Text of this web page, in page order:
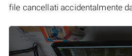
file cancellati accidentalmente